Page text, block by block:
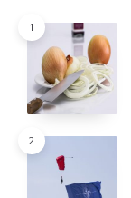
1
2